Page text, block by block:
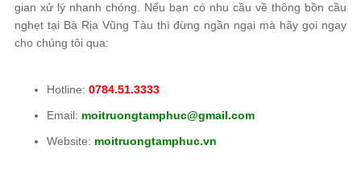
gian xử lý nhanh chóng. Nếu bạn có nhu cầu về thông bồn cầu
nghẹt tại Bà Rịa Vũng Tàu thì đừng ngần ngại mà hãy gọi ngay
cho chúng tôi qua:
Hotline: 0784.51.3333
Email: moitruongtamphuc@gmail.com
Website: moitruongtamphuc.vn